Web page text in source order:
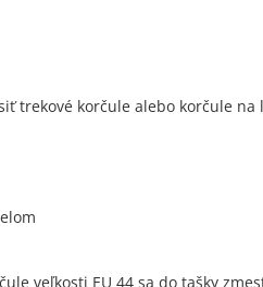
trekové korčule alebo korčule na
veľkosti EU 44 sa do tašky